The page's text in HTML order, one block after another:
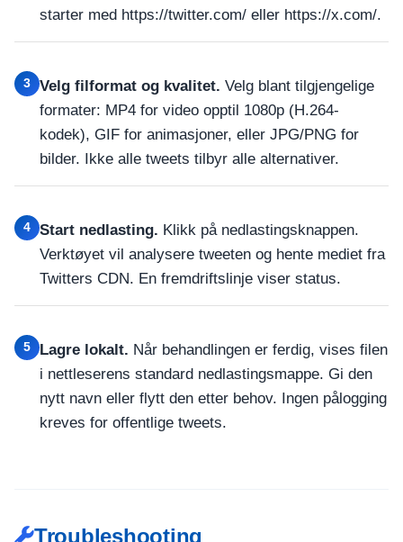
starter med https://twitter.com/ eller https://x.com/.
3 Velg filformat og kvalitet. Velg blant tilgjengelige
formater: MP4 for video opptil 1080p (H.264-
kodek), GIF for animasjoner, eller JPG/PNG for
bilder. Ikke alle tweets tilbyr alle alternativer.
4 Start nedlasting. Klikk på nedlastingsknappen.
Verktøyet vil analysere tweeten og hente mediet fra
Twitters CDN. En fremdriftslinje viser status.
5 Lagre lokalt. Når behandlingen er ferdig, vises filen
i nettleserens standard nedlastingsmappe. Gi den
nytt navn eller flytt den etter behov. Ingen pålogging
kreves for offentlige tweets.
Troubleshooting